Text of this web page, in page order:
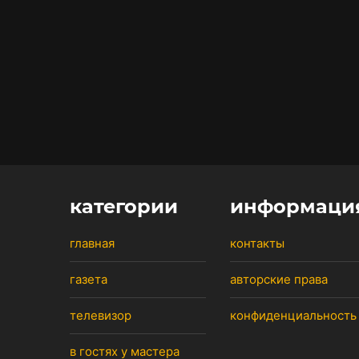
категории
главная
газета
телевизор
в гостях у мастера
контакты
авторские права
конфиденциальность